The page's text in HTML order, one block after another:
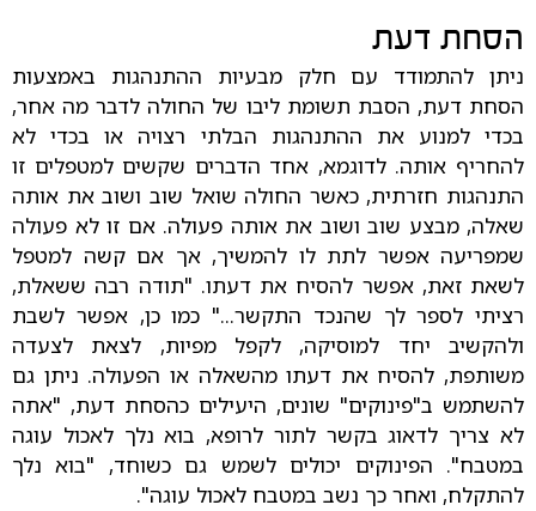
הסחת דעת
ניתן להתמודד עם חלק מבעיות ההתנהגות באמצעות
הסחת דעת, הסבת תשומת ליבו של החולה לדבר מה אחר,
בכדי למנוע את ההתנהגות הבלתי רצויה או בכדי לא
להחריף אותה. לדוגמא, אחד הדברים שקשים למטפלים זו
התנהגות חזרתית, כאשר החולה שואל שוב ושוב את אותה
שאלה, מבצע שוב ושוב את אותה פעולה. אם זו לא פעולה
שמפריעה אפשר לתת לו להמשיך, אך אם קשה למטפל
לשאת זאת, אפשר להסיח את דעתו. "תודה רבה ששאלת,
רציתי לספר לך שהנכד התקשר..." כמו כן, אפשר לשבת
ולהקשיב יחד למוסיקה, לקפל מפיות, לצאת לצעדה
משותפת, להסיח את דעתו מהשאלה או הפעולה. ניתן גם
להשתמש ב"פינוקים" שונים, היעילים כהסחת דעת, "אתה
לא צריך לדאוג בקשר לתור לרופא, בוא נלך לאכול עוגה
במטבח". הפינוקים יכולים לשמש גם כשוחד, "בוא נלך
להתקלח, ואחר כך נשב במטבח לאכול עוגה".